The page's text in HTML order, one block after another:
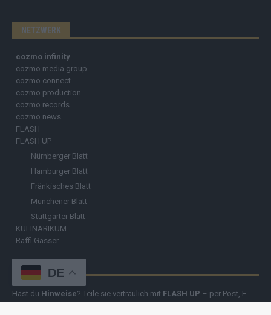
NETZWERK
cozmo infinity
cozmo media group
cozmo connect
cozmo production
cozmo records
cozmo news
FLASH
FLASH UP
Nürnberger Blatt
Hamburger Blatt
Fränkisches Blatt
Münchener Blatt
Stuttgarter Blatt
KULINARIKUM.
Raffi Gasser
HINWEISGEBER
Hast du Hinweise? Teile sie vertraulich mit FLASH UP – per Post, E-
DE